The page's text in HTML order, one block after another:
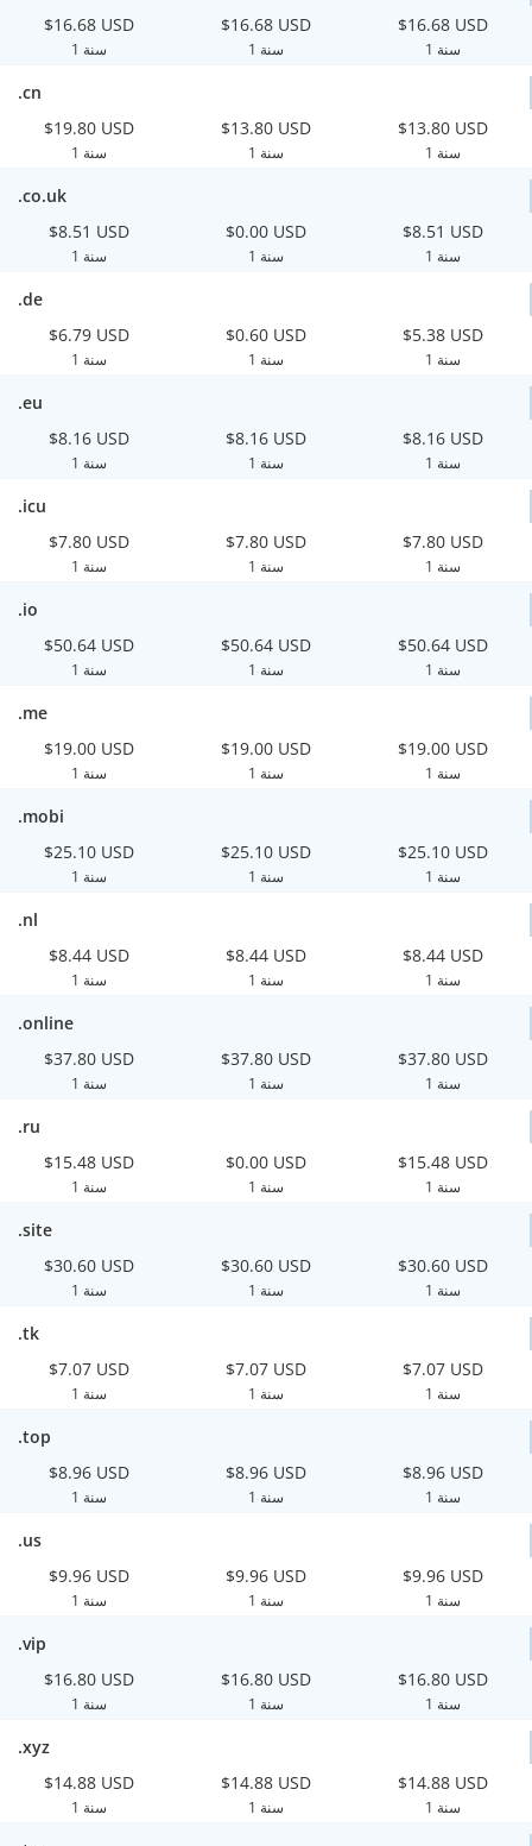
$16.68 USD
1 سنة
$16.68 USD
1 سنة
$16.68 USD
1 سنة
.cn
$19.80 USD
1 سنة
$13.80 USD
1 سنة
$13.80 USD
1 سنة
.co.uk
$8.51 USD
1 سنة
$0.00 USD
1 سنة
$8.51 USD
1 سنة
.de
$6.79 USD
1 سنة
$0.60 USD
1 سنة
$5.38 USD
1 سنة
.eu
$8.16 USD
1 سنة
$8.16 USD
1 سنة
$8.16 USD
1 سنة
.icu
$7.80 USD
1 سنة
$7.80 USD
1 سنة
$7.80 USD
1 سنة
.io
$50.64 USD
1 سنة
$50.64 USD
1 سنة
$50.64 USD
1 سنة
.me
$19.00 USD
1 سنة
$19.00 USD
1 سنة
$19.00 USD
1 سنة
.mobi
$25.10 USD
1 سنة
$25.10 USD
1 سنة
$25.10 USD
1 سنة
.nl
$8.44 USD
1 سنة
$8.44 USD
1 سنة
$8.44 USD
1 سنة
.online
$37.80 USD
1 سنة
$37.80 USD
1 سنة
$37.80 USD
1 سنة
.ru
$15.48 USD
1 سنة
$0.00 USD
1 سنة
$15.48 USD
1 سنة
.site
$30.60 USD
1 سنة
$30.60 USD
1 سنة
$30.60 USD
1 سنة
.tk
$7.07 USD
1 سنة
$7.07 USD
1 سنة
$7.07 USD
1 سنة
.top
$8.96 USD
1 سنة
$8.96 USD
1 سنة
$8.96 USD
1 سنة
.us
$9.96 USD
1 سنة
$9.96 USD
1 سنة
$9.96 USD
1 سنة
.vip
$16.80 USD
1 سنة
$16.80 USD
1 سنة
$16.80 USD
1 سنة
.xyz
$14.88 USD
1 سنة
$14.88 USD
1 سنة
$14.88 USD
1 سنة